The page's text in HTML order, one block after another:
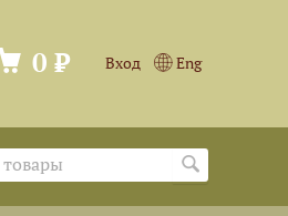
Вход Eng
0 ₽